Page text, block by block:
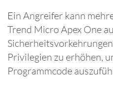
Ein Angreifer kann
Trend Micro Apex One
Privilegien zu erhöhen,
Programmcode